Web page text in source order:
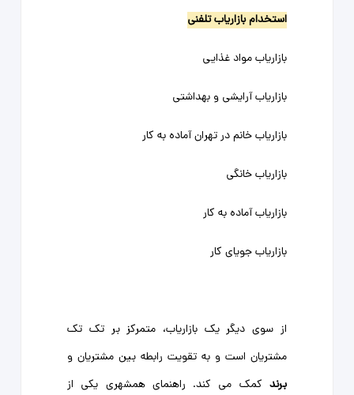
استخدام بازاریاب تلفنی
بازاریاب مواد غذایی
بازاریاب آرایشی و بهداشتی
بازاریاب خانم در تهران آماده به کار
بازاریاب خانگی
بازاریاب آماده به کار
بازاریاب جویای کار
از سوی دیگر یک بازاریاب، متمرکز بر تک تک
مشتریان است و به تقویت رابطه بین مشتریان و
برند کمک می کند. راهنمای همشهری یکی از